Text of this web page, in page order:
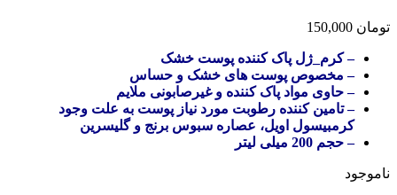
تومان
– کرم_ژل پاک کننده پوست خشک
– مخصوص پوست های خشک و حساس
– حاوی مواد پاک کننده و غیرصابونی ملایم
– تامین کننده رطوبت مورد نیاز پوست به علت وجود
کرمبیسول اویل، عصاره سبوس برنج و گلیسرین
– حجم 200 میلی لیتر
ناموجود